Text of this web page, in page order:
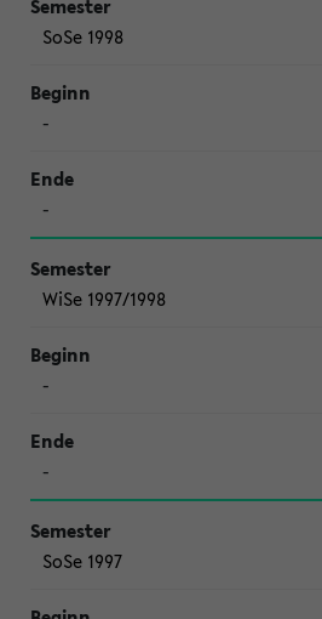
SoSe 1998
-
-
WiSe 1997/1998
-
-
SoSe 1997